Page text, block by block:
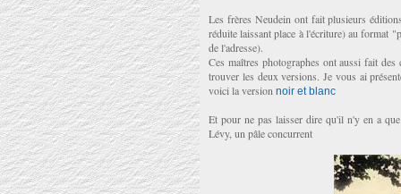
Les frères Neudein ont fait plusieurs
réduite laissant place à l'écriture) au format
de l'adresse).
Ces maîtres photographes ont aussi fait
trouver les deux versions. Je vous ai
voici la version noir et blanc
Et pour ne pas laisser dire qu'il n'y en a
Lévy, un pâle concurrent